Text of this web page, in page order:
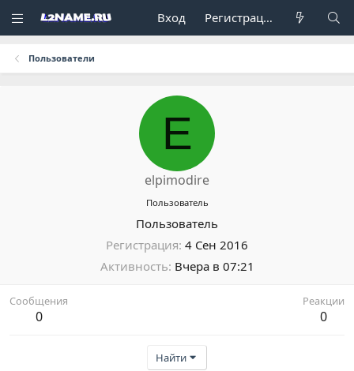
Вход Регистрация
Пользователи
E
elpimodire
Пользователь
Пользователь
Регистрация 4 Сен 2016
Активность Вчера в 07:21
Сообщения
0
Реакции
0
Найти